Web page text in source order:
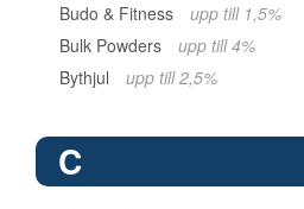
Budo & Fitness
upp till 1,5%
Bulk Powders
upp till 4%
Bythjul
upp till 2,5%
C